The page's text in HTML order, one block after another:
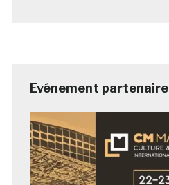
Evénement partenaire